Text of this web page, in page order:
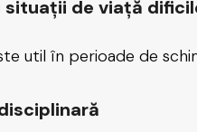
situații de viață
util în perioade de